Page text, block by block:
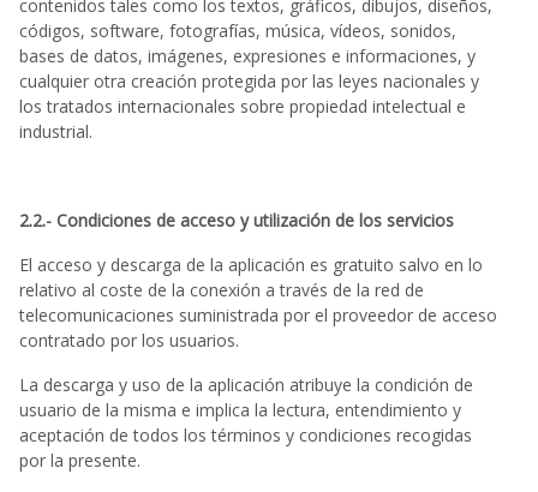
contenidos tales como los textos, gráficos, dibujos, diseños,
códigos, software, fotografías, música, vídeos, sonidos,
bases de datos, imágenes, expresiones e informaciones, y
cualquier otra creación protegida por las leyes nacionales y
los tratados internacionales sobre propiedad intelectual e
industrial.
2.2.- Condiciones de acceso y utilización de los servicios
El acceso y descarga de la aplicación es gratuito salvo en lo
relativo al coste de la conexión a través de la red de
telecomunicaciones suministrada por el proveedor de acceso
contratado por los usuarios.
La descarga y uso de la aplicación atribuye la condición de
usuario de la misma e implica la lectura, entendimiento y
aceptación de todos los términos y condiciones recogidas
por la presente.